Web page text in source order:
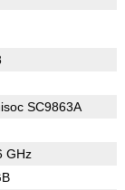
SC9863A
GHz